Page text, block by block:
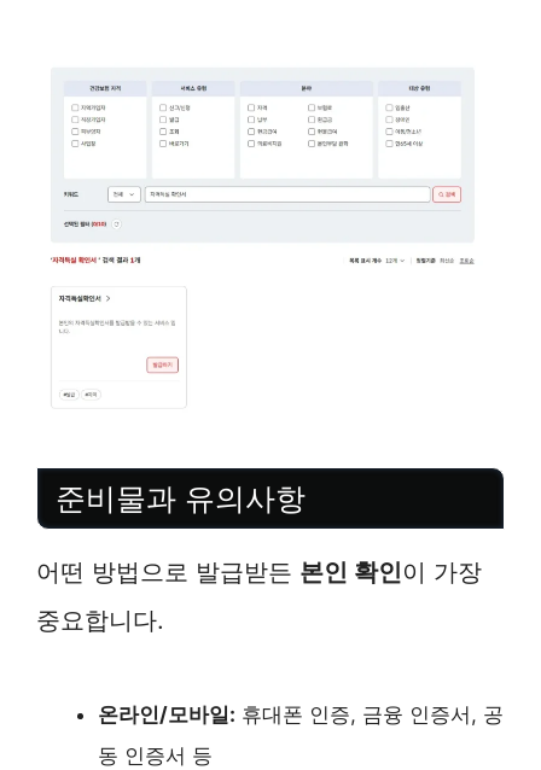
준비물과 유의사항
어떤 방법으로 발급받든 본인 확인이 가장
중요합니다.
온라인/모바일: 휴대폰 인증, 금융 인증서, 공
동 인증서 등